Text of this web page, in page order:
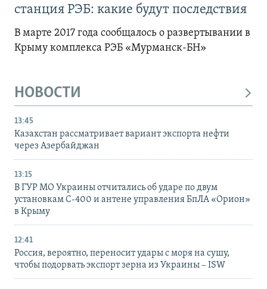
станция РЭБ: какие будут последствия
В марте 2017 года сообщалось о развертывании в
Крыму комплекса РЭБ «Мурманск-БН»
НОВОСТИ
13:45
Казахстан рассматривает вариант экспорта нефти
через Азербайджан
13:15
В ГУР МО Украины отчитались об ударе по двум
установкам С-400 и антене управления БпЛА «Орион»
в Крыму
12:41
Россия, вероятно, переносит удары с моря на сушу,
чтобы подорвать экспорт зерна из Украины – ISW